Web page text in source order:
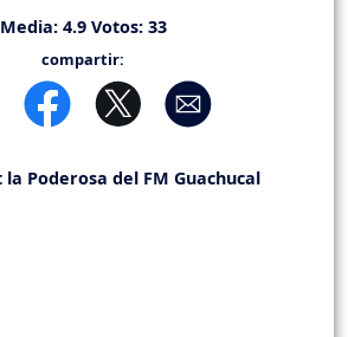
Media: 4.9Votos: 33
compartir: